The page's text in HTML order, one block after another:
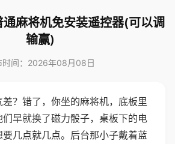
麻将机免安装遥控器(可以调
输赢)
时间：2026年08月08日
？错了，你坐的麻将机，底板里
早就换了磁力骰子，桌板下的电
几点就几点。后台那小子戴着蓝